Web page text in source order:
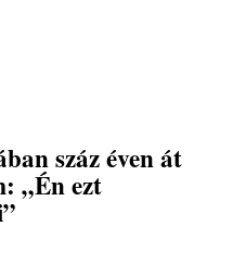
száz éven át
„Én ezt